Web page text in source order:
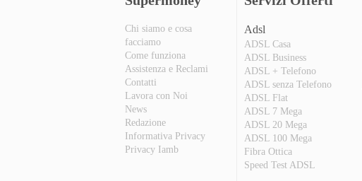
Chi siamo e cosa
facciamo
Come funziona
Assistenza e Reclami
Contatti
Lavora con Noi
News
Redazione
Informativa Privacy
Privacy Iamb
Adsl
ADSL Casa
ADSL Business
ADSL + Telefono
ADSL senza Telefono
ADSL Flat
ADSL 7 Mega
ADSL 20 Mega
ADSL 100 Mega
Fibra Ottica
Speed Test ADSL